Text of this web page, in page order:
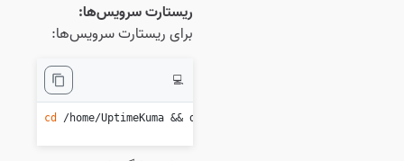
ریستارت سرویس‌ها:
برای ریستارت سرویس‌ها:
💻
cd /home/UptimeKuma && docker compose restart